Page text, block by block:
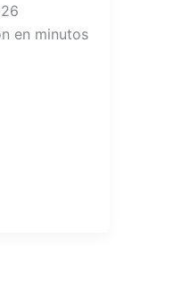
en minutos